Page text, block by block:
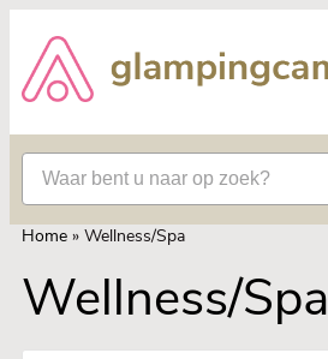
Home » Wellness/Spa
Wellness/Spa